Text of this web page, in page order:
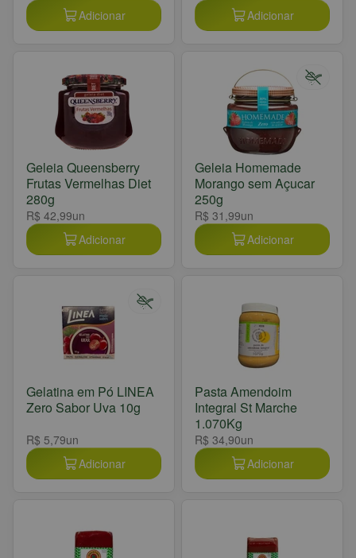
Adicionar
Adicionar
Geleia Queensberry
Frutas Vermelhas Diet
280g
R$ 42,99un
Adicionar
Geleia Homemade
Morango sem Açucar
250g
R$ 31,99un
Adicionar
Gelatina em Pó LINEA
Zero Sabor Uva 10g
R$ 5,79un
Adicionar
Pasta Amendoim
Integral St Marche
1.070Kg
R$ 34,90un
Adicionar